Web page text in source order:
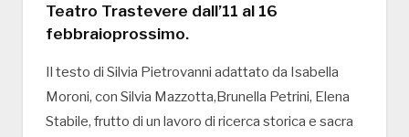
Teatro Trastevere dall’11 al 16
febbraioprossimo.
Il testo di Silvia Pietrovanni adattato da Isabella
Moroni, con Silvia Mazzotta,Brunella Petrini, Elena
Stabile, frutto di un lavoro di ricerca storica e sacra